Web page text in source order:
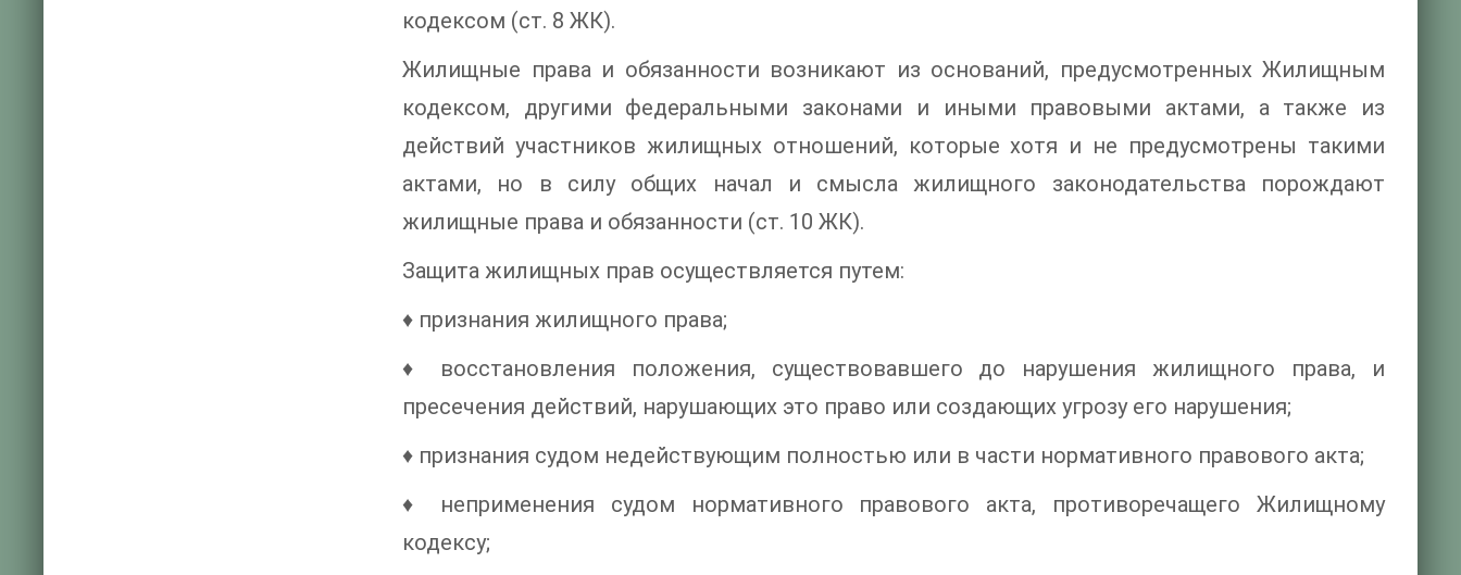
кодексом (ст. 8 ЖК).
Жилищные права и обязанности возникают из оснований, предусмотренных Жилищным
кодексом, другими федеральными законами и иными правовыми актами, а также из
действий участников жилищных отношений, которые хотя и не предусмотрены такими
актами, но в силу общих начал и смысла жилищного законодательства порождают
жилищные права и обязанности (ст. 10 ЖК).
Защита жилищных прав осуществляется путем:
♦ признания жилищного права;
♦ восстановления положения, существовавшего до нарушения жилищного права, и
пресечения действий, нарушающих это право или создающих угрозу его нарушения;
♦ признания судом недействующим полностью или в части нормативного правового акта;
♦ неприменения судом нормативного правового акта, противоречащего Жилищному
кодексу;